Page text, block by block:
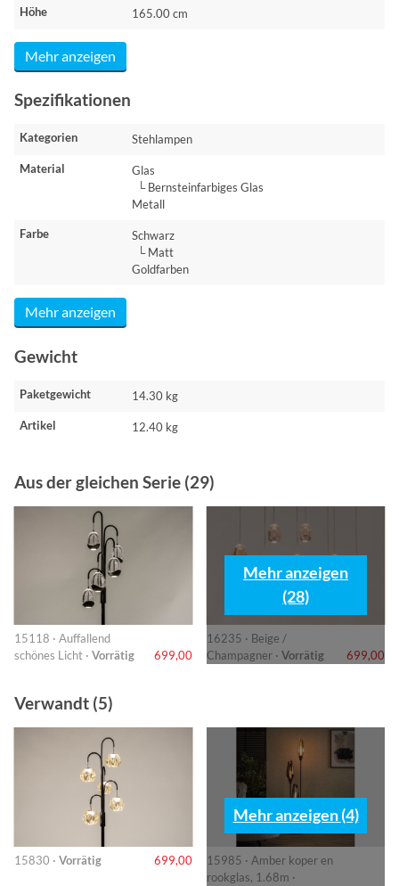
Höhe 165.00 cm
Mehr anzeigen
Spezifikationen
Kategorien Stehlampen
Material
Glas
└ Bernsteinfarbiges Glas
Metall
Farbe
Schwarz
└ Matt
Goldfarben
Mehr anzeigen
Gewicht
Paketgewicht 14.30 kg
Artikel 12.40 kg
Aus der gleichen Serie (29)
15118 · Auffallend
schönes Licht · Vorrätig 699,00
16235 · Beige /
Champagner · Vorrätig 699,00
Mehr anzeigen
(28)
Verwandt (5)
15830 · Vorrätig 699,00
15985 · Amber koper en
rookglas, 1.68m ·
Mehr anzeigen (4)